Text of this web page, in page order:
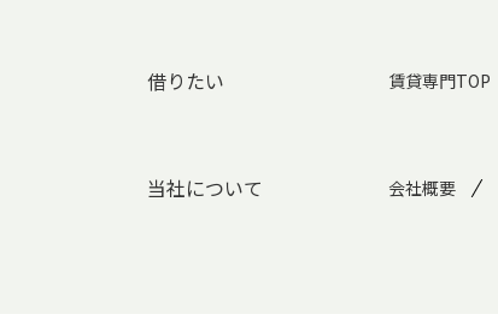
借りたい 賃貸専門TOP
当社について 会社概要